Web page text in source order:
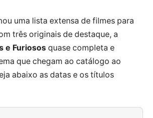
uma lista extensa de filmes para
três originais de destaque, a
e Furiosos quase completa e
que chegam ao catálogo ao
abaixo as datas e os títulos